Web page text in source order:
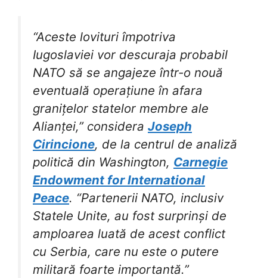
“Aceste lovituri împotriva
Iugoslaviei vor descuraja probabil
NATO să se angajeze într-o nouă
eventuală operațiune în afara
granițelor statelor membre ale
Alianței,” considera Joseph
Cirincione, de la centrul de analiză
politică din Washington, Carnegie
Endowment for International
Peace. “Partenerii NATO, inclusiv
Statele Unite, au fost surprinși de
amploarea luată de acest conflict
cu Serbia, care nu este o putere
militară foarte importantă.”